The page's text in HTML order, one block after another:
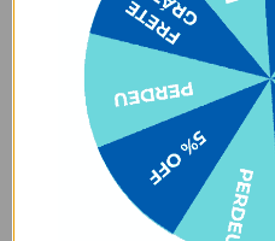
Arrependimento
- Os nossos produtos
customizados com nome/foto)
de acordo com a opção
- Isso significa que a produção só
pedido, e o item é criado
selecionada,
mesmo quando não
- Por isso, é super importante
detalhes antes de finalizar a
variações escolhidas.